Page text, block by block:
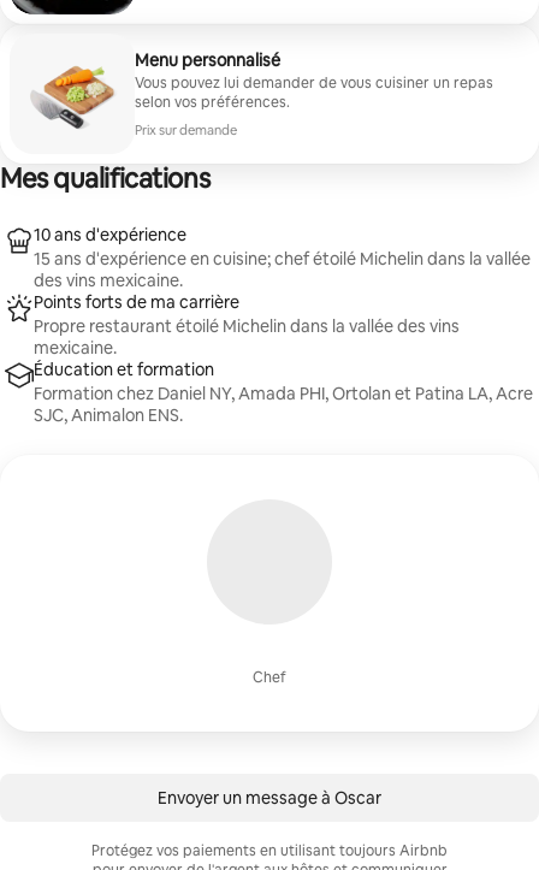
Menu personnalisé
Vous pouvez lui demander de vous cuisiner un repas
selon vos préférences.
Prix sur demande
Mes qualifications
Chef
10 ans d'expérience
15 ans d'expérience en cuisine; chef étoilé Michelin dans la vallée
des vins mexicaine.
Points forts de ma carrière
Propre restaurant étoilé Michelin dans la vallée des vins
mexicaine.
Éducation et formation
Formation chez Daniel NY, Amada PHI, Ortolan et Patina LA, Acre
SJC, Animalon ENS.
Envoyer un message à Oscar
Protégez vos paiements en utilisant toujours Airbnb